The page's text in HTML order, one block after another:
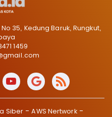
35, Kedung Baruk, Rungkut,
1459
Siber
AWS Nertwork